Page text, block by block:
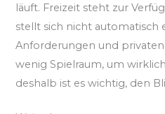
läuft. Freizeit steht zur
stellt sich nicht automatisch
Anforderungen und
wenig Spielraum, um
deshalb ist es wichtig, den